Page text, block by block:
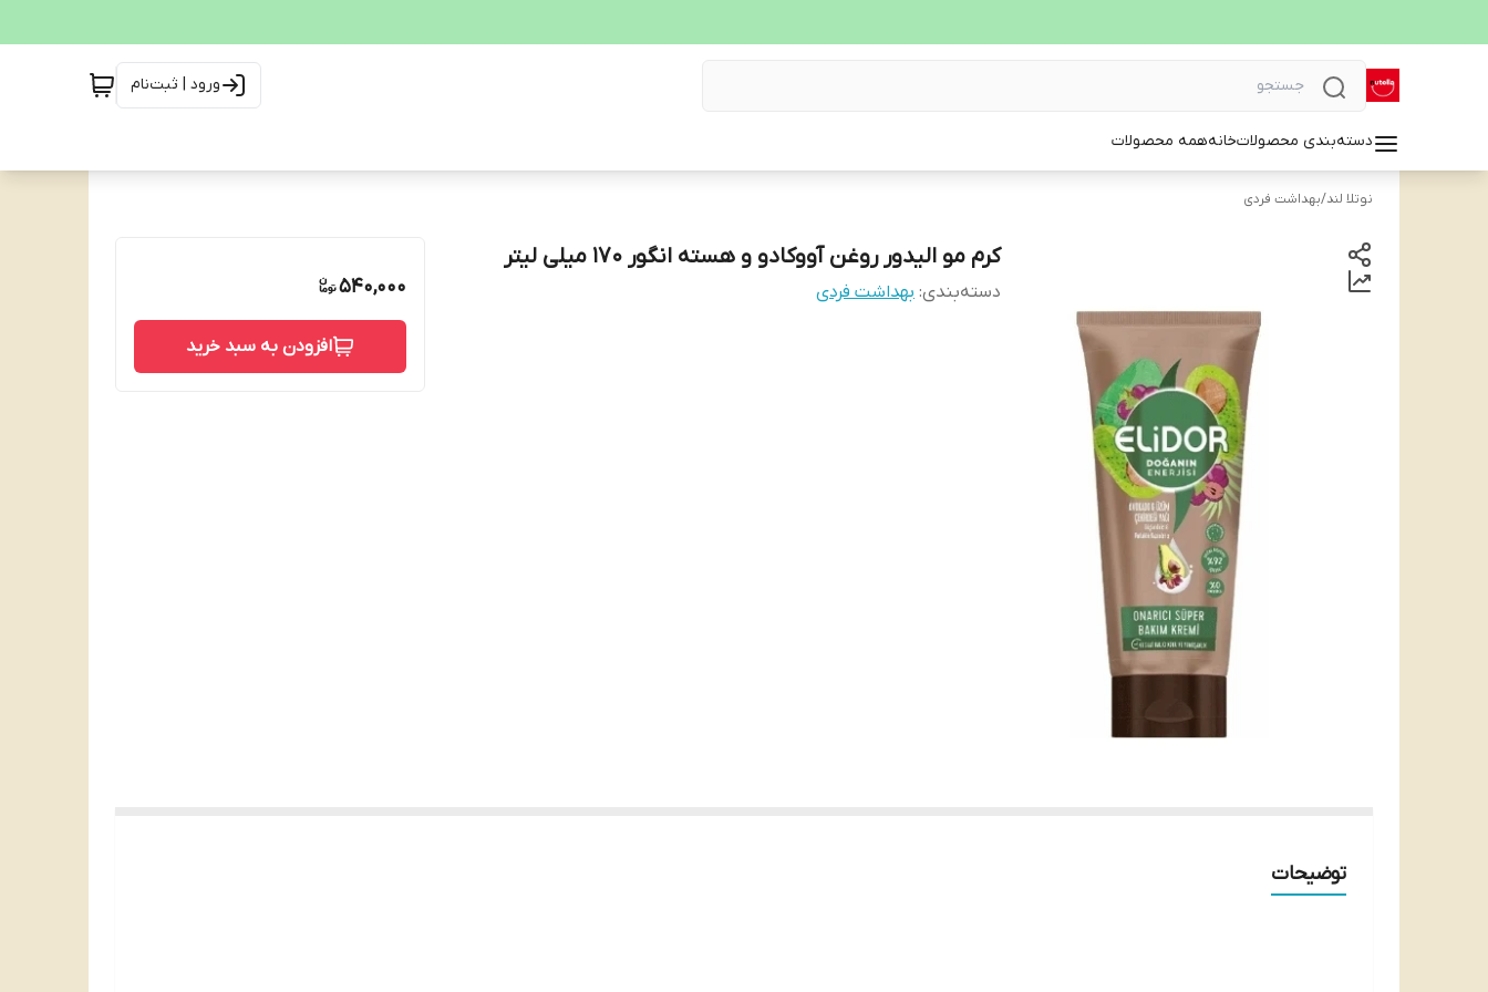
ورود | ثبت‌نام
دسته‌بندی محصولاتخانههمه محصولات
نوتلا لند/بهداشت فردی
کرم مو الیدور روغن آووکادو و هسته انگور 170 میلی لیتر
دسته‌بندی: بهداشت فردی 540,000
افزودن به سبد خرید
توضیحات